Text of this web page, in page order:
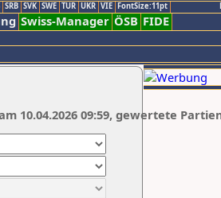
SRB SVK SWE TUR UKR VIE FontSize:11pt
Swiss-Manager ÖSB FIDE
10.04.2026 09:59, gewertete